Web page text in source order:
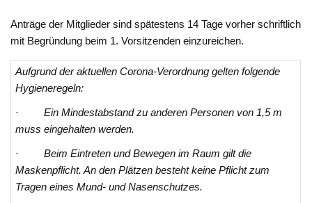
Anträge der Mitglieder sind spätestens 14 Tage vorher schriftlich
mit Begründung beim 1. Vorsitzenden einzureichen.
Aufgrund der aktuellen Corona-Verordnung gelten folgende
Hygieneregeln:
·Ein Mindestabstand zu anderen Personen von 1,5 m
muss eingehalten werden.
·Beim Eintreten und Bewegen im Raum gilt die
Maskenpflicht. An den Plätzen besteht keine Pflicht zum
Tragen eines Mund- und Nasenschutzes.